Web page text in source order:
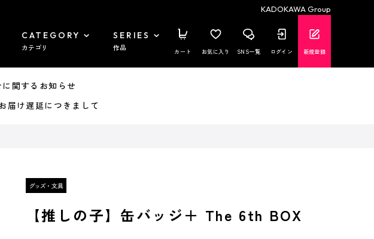
KADOKAWA Group
CATEGORY
カテゴリ
SERIES
作品 カート お気に入り SNS一覧 ログイン 新規登録
関するお知らせ
け遅延につきまして
【推しの子】缶バッジ＋ The 6th BOX